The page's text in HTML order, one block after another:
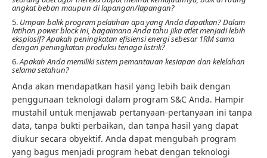
angkat beban maupun di lapangan/lapangan?
5. Umpan balik program pelatihan apa yang Anda dapatkan? Dalam
latihan power block ini, bagaimana Anda tahu jika atlet menjadi lebih
eksplosif? Apakah peningkatan efisiensi energi sebesar 1RM sama
dengan peningkatan produksi tenaga listrik?
6.Apakah Anda memiliki sistem pemantauan kesiapan dan kelelahan
selama setahun?
Anda akan mendapatkan hasil yang lebih baik dengan
penggunaan teknologi dalam program S&C Anda. Hampir
mustahil untuk menjawab pertanyaan-pertanyaan ini tanpa
data, tanpa bukti perbaikan, dan tanpa hasil yang dapat
diukur secara obyektif. Anda dapat mengubah program
yang bagus menjadi program hebat dengan teknologi